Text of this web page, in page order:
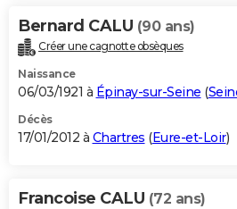
Bernard CALU (90 ans)
Créer une cagnotte obsèques
Naissance
06/03/1921 à Épinay-sur-Seine (
Décès
17/01/2012 à Chartres (Eure-et-Loir)
Francoise CALU (72 ans)